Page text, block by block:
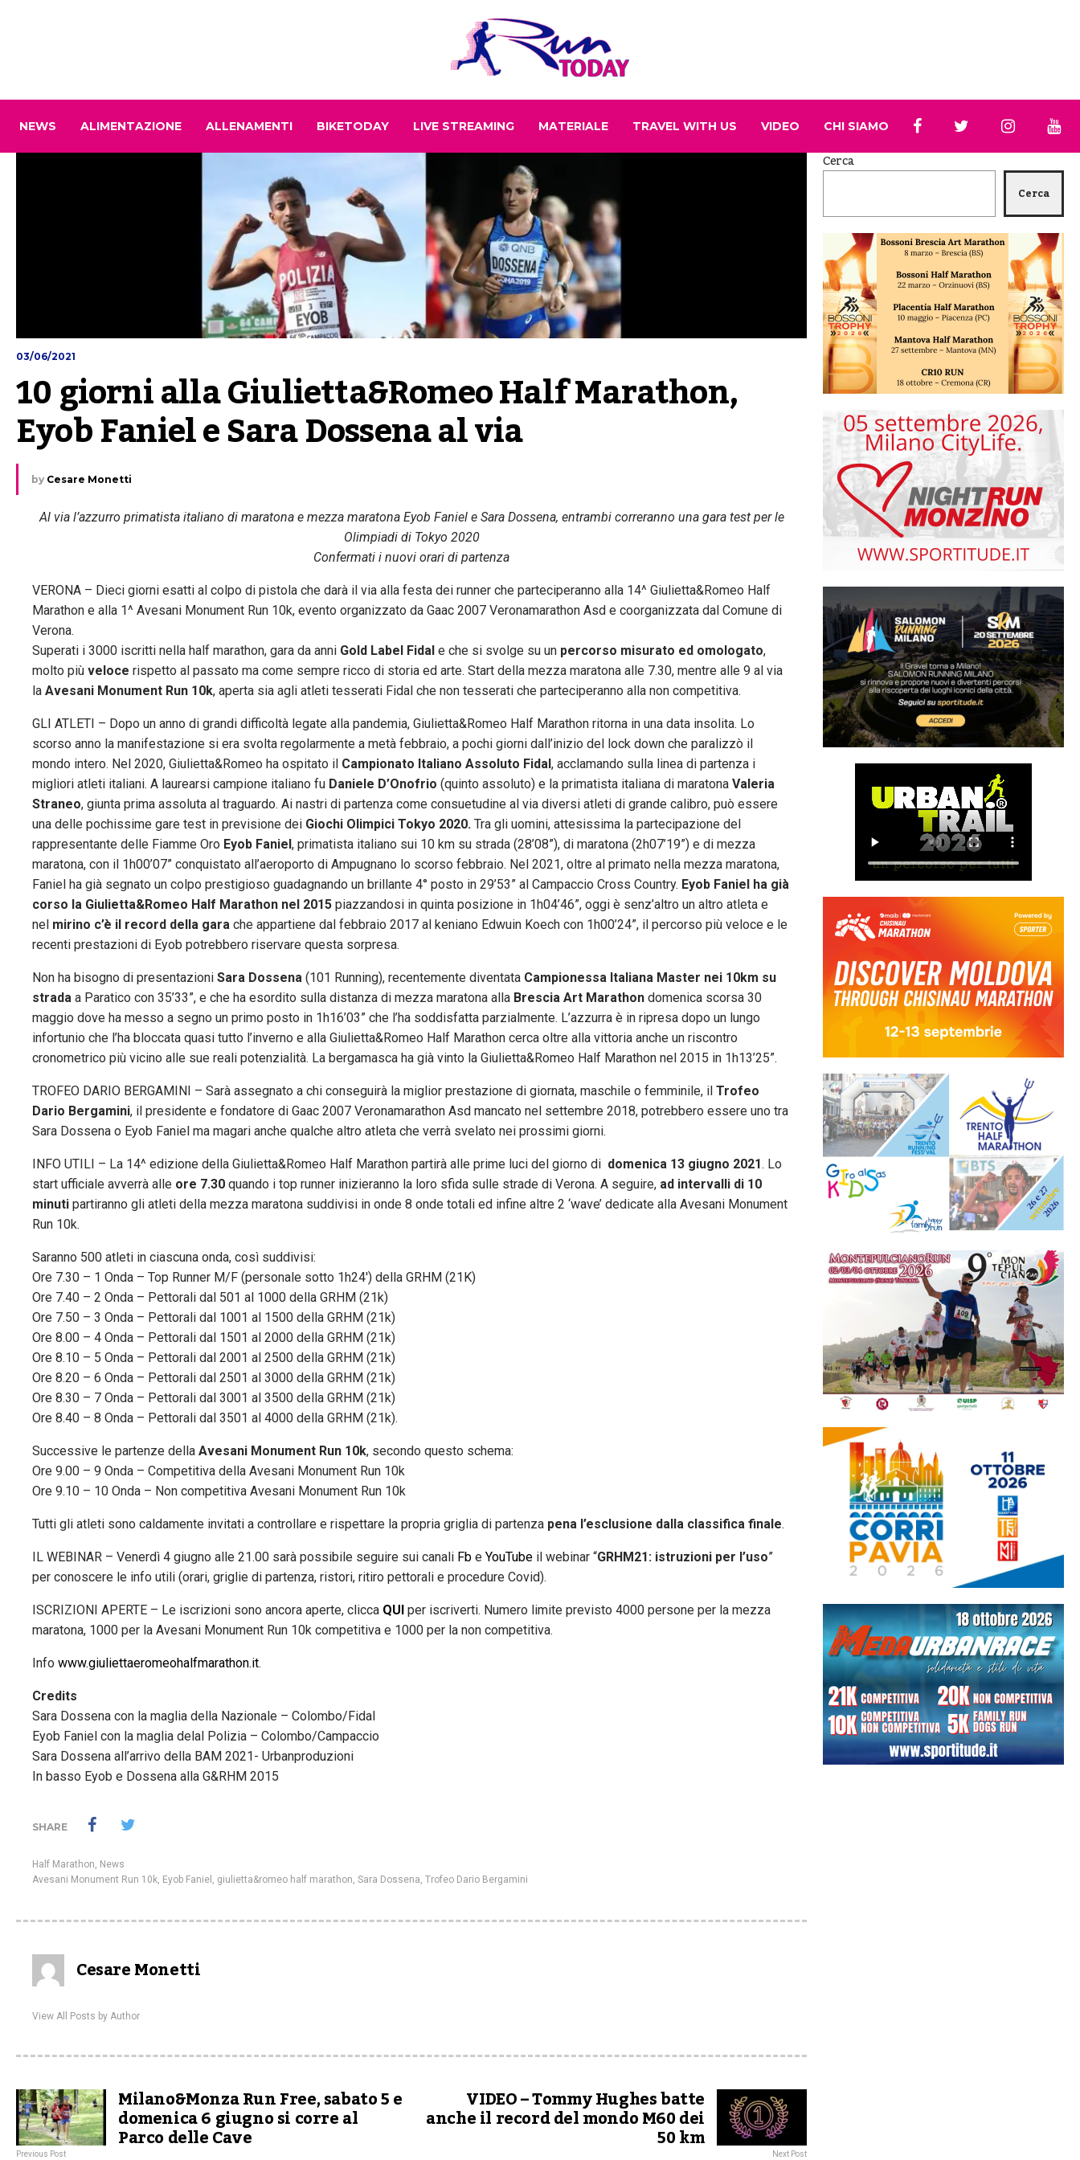
NEWS ALIMENTAZIONE ALLENAMENTI BIKETODAY LIVE STREAMING MATERIALE TRAVEL WITH US VIDEO CHI SIAMO
03/06/2021
10 giorni alla Giulietta&Romeo Half Marathon,
Eyob Faniel e Sara Dossena al via
by Cesare Monetti
Al via l’azzurro primatista italiano di maratona e mezza maratona Eyob Faniel e Sara Dossena, entrambi correranno una gara test per le
Olimpiadi di Tokyo 2020
Confermati i nuovi orari di partenza
VERONA – Dieci giorni esatti al colpo di pistola che darà il via alla festa dei runner che parteciperanno alla 14^ Giulietta&Romeo Half
Marathon e alla 1^ Avesani Monument Run 10k, evento organizzato da Gaac 2007 Veronamarathon Asd e coorganizzata dal Comune di
Verona.
Superati i 3000 iscritti nella half marathon, gara da anni Gold Label Fidal e che si svolge su un percorso misurato ed omologato,
molto più veloce rispetto al passato ma come sempre ricco di storia ed arte. Start della mezza maratona alle 7.30, mentre alle 9 al via
la Avesani Monument Run 10k, aperta sia agli atleti tesserati Fidal che non tesserati che parteciperanno alla non competitiva.
GLI ATLETI – Dopo un anno di grandi difficoltà legate alla pandemia, Giulietta&Romeo Half Marathon ritorna in una data insolita. Lo
scorso anno la manifestazione si era svolta regolarmente a metà febbraio, a pochi giorni dall’inizio del lock down che paralizzò il
mondo intero. Nel 2020, Giulietta&Romeo ha ospitato il Campionato Italiano Assoluto Fidal, acclamando sulla linea di partenza i
migliori atleti italiani. A laurearsi campione italiano fu Daniele D’Onofrio (quinto assoluto) e la primatista italiana di maratona Valeria
Straneo, giunta prima assoluta al traguardo. Ai nastri di partenza come consuetudine al via diversi atleti di grande calibro, può essere
una delle pochissime gare test in previsione dei Giochi Olimpici Tokyo 2020. Tra gli uomini, attesissima la partecipazione del
rappresentante delle Fiamme Oro Eyob Faniel, primatista italiano sui 10 km su strada (28’08”), di maratona (2h07’19”) e di mezza
maratona, con il 1h00’07” conquistato all’aeroporto di Ampugnano lo scorso febbraio. Nel 2021, oltre al primato nella mezza maratona,
Faniel ha già segnato un colpo prestigioso guadagnando un brillante 4° posto in 29’53” al Campaccio Cross Country. Eyob Faniel ha già
corso la Giulietta&Romeo Half Marathon nel 2015 piazzandosi in quinta posizione in 1h04’46”, oggi è senz’altro un altro atleta e
nel mirino c’è il record della gara che appartiene dal febbraio 2017 al keniano Edwuin Koech con 1h00’24”, il percorso più veloce e le
recenti prestazioni di Eyob potrebbero riservare questa sorpresa.
Non ha bisogno di presentazioni Sara Dossena (101 Running), recentemente diventata Campionessa Italiana Master nei 10km su
strada a Paratico con 35’33”, e che ha esordito sulla distanza di mezza maratona alla Brescia Art Marathon domenica scorsa 30
maggio dove ha messo a segno un primo posto in 1h16’03” che l’ha soddisfatta parzialmente. L’azzurra è in ripresa dopo un lungo
infortunio che l’ha bloccata quasi tutto l’inverno e alla Giulietta&Romeo Half Marathon cerca oltre alla vittoria anche un riscontro
cronometrico più vicino alle sue reali potenzialità. La bergamasca ha già vinto la Giulietta&Romeo Half Marathon nel 2015 in 1h13’25”.
TROFEO DARIO BERGAMINI – Sarà assegnato a chi conseguirà la miglior prestazione di giornata, maschile o femminile, il Trofeo
Dario Bergamini, il presidente e fondatore di Gaac 2007 Veronamarathon Asd mancato nel settembre 2018, potrebbero essere uno tra
Sara Dossena o Eyob Faniel ma magari anche qualche altro atleta che verrà svelato nei prossimi giorni.
INFO UTILI – La 14^ edizione della Giulietta&Romeo Half Marathon partirà alle prime luci del giorno di domenica 13 giugno 2021. Lo
start ufficiale avverrà alle ore 7.30 quando i top runner inizieranno la loro sfida sulle strade di Verona. A seguire, ad intervalli di 10
minuti partiranno gli atleti della mezza maratona suddivisi in onde 8 onde totali ed infine altre 2 ‘wave’ dedicate alla Avesani Monument
Run 10k.
Saranno 500 atleti in ciascuna onda, così suddivisi:
Ore 7.30 – 1 Onda – Top Runner M/F (personale sotto 1h24′) della GRHM (21K)
Ore 7.40 – 2 Onda – Pettorali dal 501 al 1000 della GRHM (21k)
Ore 7.50 – 3 Onda – Pettorali dal 1001 al 1500 della GRHM (21k)
Ore 8.00 – 4 Onda – Pettorali dal 1501 al 2000 della GRHM (21k)
Ore 8.10 – 5 Onda – Pettorali dal 2001 al 2500 della GRHM (21k)
Ore 8.20 – 6 Onda – Pettorali dal 2501 al 3000 della GRHM (21k)
Ore 8.30 – 7 Onda – Pettorali dal 3001 al 3500 della GRHM (21k)
Ore 8.40 – 8 Onda – Pettorali dal 3501 al 4000 della GRHM (21k).
Successive le partenze della Avesani Monument Run 10k, secondo questo schema:
Ore 9.00 – 9 Onda – Competitiva della Avesani Monument Run 10k
Ore 9.10 – 10 Onda – Non competitiva Avesani Monument Run 10k
Tutti gli atleti sono caldamente invitati a controllare e rispettare la propria griglia di partenza pena l’esclusione dalla classifica finale.
IL WEBINAR – Venerdì 4 giugno alle 21.00 sarà possibile seguire sui canali Fb e YouTube il webinar “GRHM21: istruzioni per l’uso”
per conoscere le info utili (orari, griglie di partenza, ristori, ritiro pettorali e procedure Covid).
ISCRIZIONI APERTE – Le iscrizioni sono ancora aperte, clicca QUI per iscriverti. Numero limite previsto 4000 persone per la mezza
maratona, 1000 per la Avesani Monument Run 10k competitiva e 1000 per la non competitiva.
Info www.giuliettaeromeohalfmarathon.it.
Credits
Sara Dossena con la maglia della Nazionale – Colombo/Fidal
Eyob Faniel con la maglia delal Polizia – Colombo/Campaccio
Sara Dossena all’arrivo della BAM 2021- Urbanproduzioni
In basso Eyob e Dossena alla G&RHM 2015
SHARE
Half Marathon News
Avesani Monument Run 10k Eyob Faniel giulietta&romeo half marathon Sara Dossena Trofeo Dario Bergamini
Cesare Monetti
View All Posts by Author
Milano&Monza Run Free, sabato 5 e
domenica 6 giugno si corre al
Parco delle Cave
Previous Post
VIDEO – Tommy Hughes batte
anche il record del mondo M60 dei
50 km Next Post
Cerca
Cerca